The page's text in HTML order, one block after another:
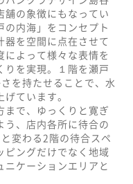
舗の象徴にもなってい
の内海」をコンセプト
器を空間に点在させて
によって様々な表情を
りを実現。１階を瀬戸
を持たせることで、水
ています。
まで、ゆっくりと寛ぎ
う、店内各所に待合の
変わる2階の待合スペ
ピングだけでなく地域
ケーションエリアと